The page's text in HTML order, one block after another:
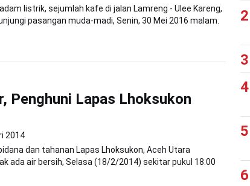
listrik, sejumlah kafe di jalan Lamreng - Ulee Kareng,
pasangan muda-madi, Senin, 30 Mei 2016 malam.
Penghuni Lapas Lhoksukon
2014
dan tahanan Lapas Lhoksukon, Aceh Utara
ada air bersih, Selasa (18/2/2014) sekitar pukul 18.00